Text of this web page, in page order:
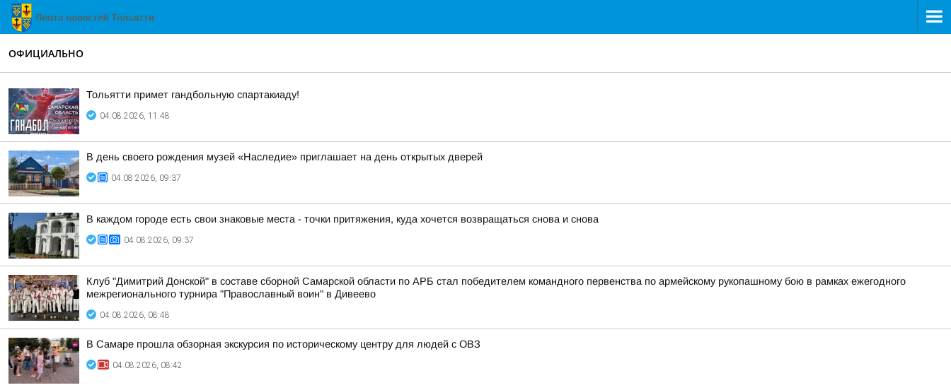
ОФИЦИАЛЬНО
Тольятти примет гандбольную спартакиаду!
04.08.2026, 11:48
В день своего рождения музей «Наследие» приглашает на день открытых дверей
04.08.2026, 09:37
В каждом городе есть свои знаковые места - точки притяжения, куда хочется возвращаться снова и снова
04.08.2026, 09:37
Клуб "Димитрий Донской" в составе сборной Самарской области по АРБ стал победителем командного первенства по армейскому рукопашному бою в рамках ежегодного
межрегионального турнира "Православный воин" в Дивеево
04.08.2026, 08:48
В Самаре прошла обзорная экскурсия по историческому центру для людей с ОВЗ
04.08.2026, 08:42